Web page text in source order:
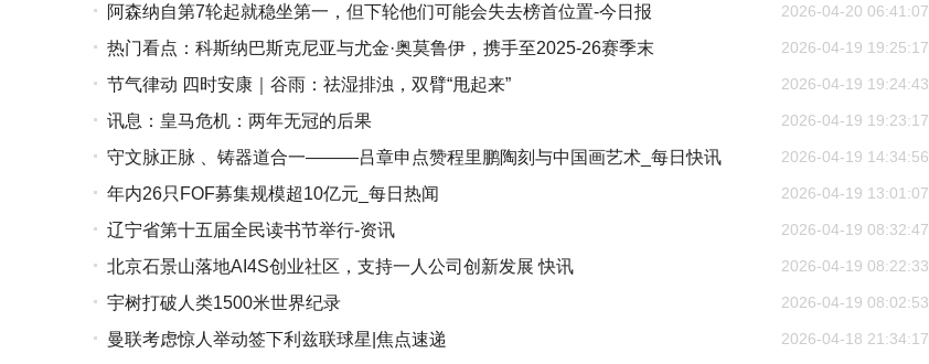
2026-04-20 06:41:07
阿森纳自第7轮起就稳坐第一，但下轮他们可能会失去榜首位置-今日报
2026-04-19 19:25:17
热门看点：科斯纳巴斯克尼亚与尤金·奥莫鲁伊，携手至2025-26赛季末
2026-04-19 19:24:43
节气律动 四时安康｜谷雨：祛湿排浊，双臂“甩起来”
2026-04-19 19:23:17
讯息：皇马危机：两年无冠的后果
2026-04-19 14:34:56
守文脉正脉 、铸器道合一———吕章申点赞程里鹏陶刻与中国画艺术_每日快讯
2026-04-19 13:01:07
年内26只FOF募集规模超10亿元_每日热闻
2026-04-19 08:32:47
辽宁省第十五届全民读书节举行-资讯
2026-04-19 08:22:33
北京石景山落地AI4S创业社区，支持一人公司创新发展 快讯
2026-04-19 08:02:53
宇树打破人类1500米世界纪录
2026-04-18 21:34:17
曼联考虑惊人举动签下利兹联球星|焦点速递